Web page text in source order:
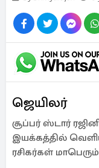
ஜெயிலர்
சூப்பர் ஸ்டார்
இயக்கத்தில்
ரசிகர்கள்